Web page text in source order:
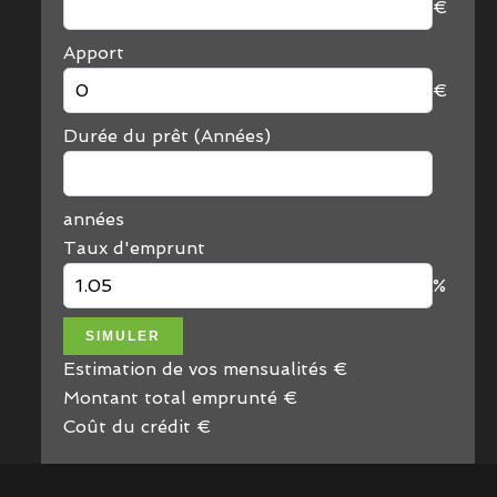
€
Apport
€
Durée du prêt (Années)
années
Taux d'emprunt
%
SIMULER
Estimation de vos mensualités €
Montant total emprunté €
Coût du crédit €